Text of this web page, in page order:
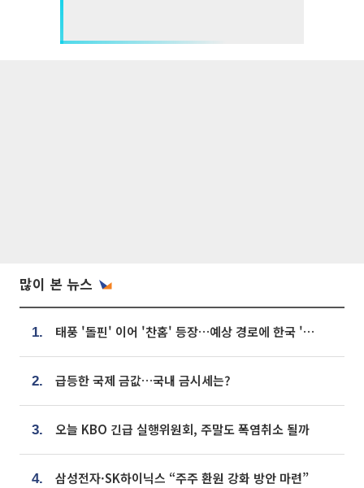
많이 본 뉴스
1. 태풍 '돌핀' 이어 '찬홈' 등장…예상 경로에 한국 '한숨'
2. 급등한 국제 금값…국내 금시세는?
3. 오늘 KBO 긴급 실행위원회, 주말도 폭염취소 될까
4. 삼성전자·SK하이닉스 “주주 환원 강화 방안 마련”